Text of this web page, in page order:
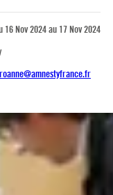
16 Nov 2024 au 17 Nov 2024
roanne@amnestyfrance.fr